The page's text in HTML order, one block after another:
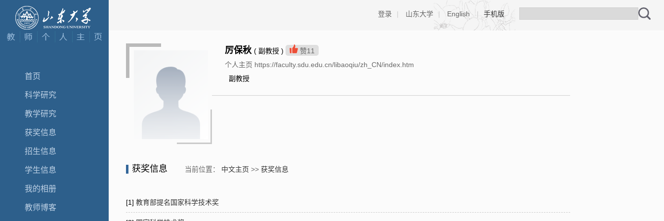
首页
科学研究
教学研究
获奖信息
招生信息
学生信息
我的相册
教师博客
登录 | 山东大学 | English | 手机版
厉保秋 ( 副教授 ) 赞11
个人主页 https://faculty.sdu.edu.cn/libaoqiu/zh_CN/index.htm
副教授
获奖信息 当前位置： 中文主页 >> 获奖信息
[1] 教育部提名国家科学技术奖